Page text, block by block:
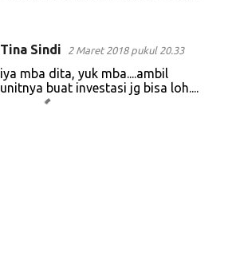
Tina Sindi 2 Maret 2018 pukul 20.33
iya mba dita, yuk mba....ambil
unitnya buat investasi jg bisa loh....